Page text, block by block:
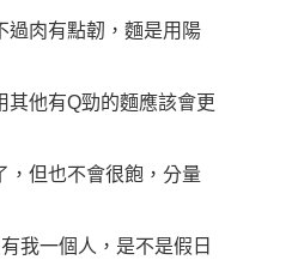
過肉有點韌，麵是用陽
其他有Q勁的麵應該會更
，但也不會很飽，分量
我一個人，是不是假日